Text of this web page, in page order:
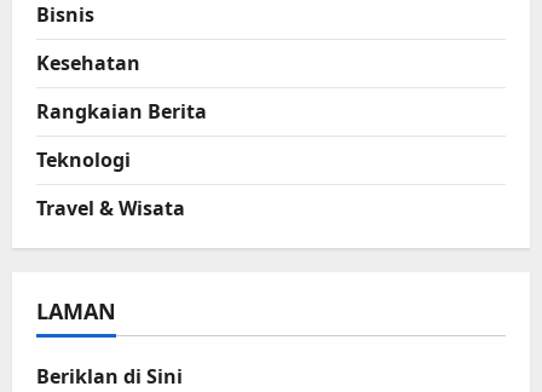
Bisnis
Kesehatan
Rangkaian Berita
Teknologi
Travel & Wisata
LAMAN
Beriklan di Sini